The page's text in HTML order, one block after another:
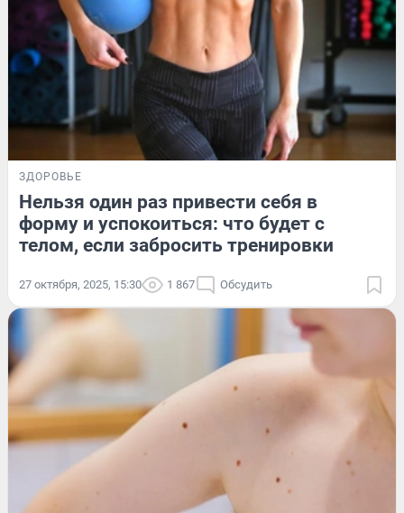
ЗДОРОВЬЕ
Нельзя один раз привести себя в
форму и успокоиться: что будет с
телом, если забросить тренировки
27 октября, 2025, 15:30 1 867 Обсудить